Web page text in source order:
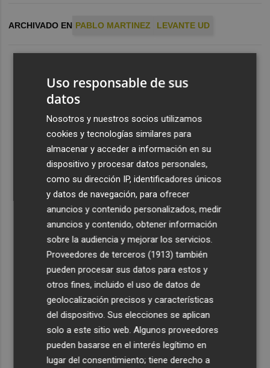
ARCHIVADO EN PABLO MARTINEZ LEVANTE UD
Uso responsable de sus
datos
Nosotros y nuestros socios utilizamos
cookies y tecnologías similares para
almacenar y acceder a información en su
dispositivo y procesar datos personales,
como su dirección IP, identificadores únicos
y datos de navegación, para ofrecer
anuncios y contenido personalizados, medir
anuncios y contenido, obtener información
sobre la audiencia y mejorar los servicios.
Proveedores de terceros (1913) también
pueden procesar sus datos para estos y
otros fines, incluido el uso de datos de
geolocalización precisos y características
del dispositivo. Sus elecciones se aplican
solo a este sitio web. Algunos proveedores
pueden basarse en el interés legítimo en
lugar del consentimiento; tiene derecho a